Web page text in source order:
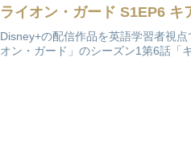
ライオン・ガード S1EP6 キ
Disney+の配信作品を英語学習者視
オン・ガード」のシーズン1第6話「